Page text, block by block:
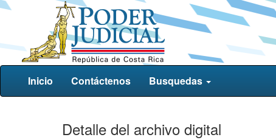
Inicio Contáctenos Busquedas
Detalle del archivo digital